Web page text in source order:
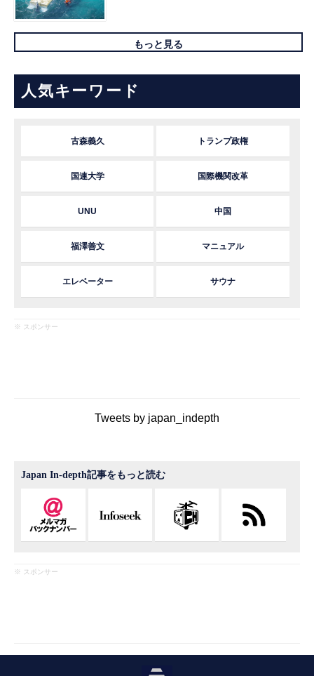
もっと見る
人気キーワード
古森義久 トランプ政権
国連大学 国際機関改革
UNU 中国
福澤善文 マニュアル
エレベーター サウナ
※ スポンサー
Tweets by japan_indepth
Japan In-depth記事をもっと読む
※ スポンサー